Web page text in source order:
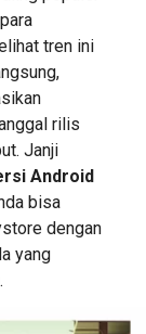
tren ini
rilis
Janji
Android
bisa
dengan
yang